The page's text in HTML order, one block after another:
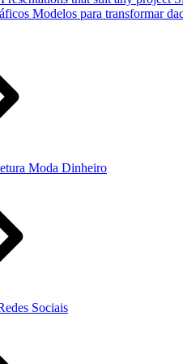
Modelos para transformar
Moda Dinheiro
Sociais